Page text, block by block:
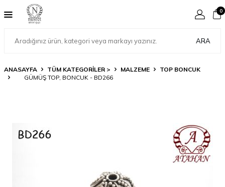
ARA
0
ANASAYFA TÜM KATEGORİLER > MALZEME
TOP BONCUK
GÜMÜŞ TOP, BONCUK - BD266